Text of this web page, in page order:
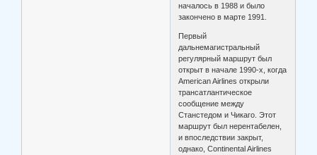
началось в 1988 и было
закончено в марте 1991.
Первый
дальнемагистральный
регулярный маршрут был
открыт в начале 1990-х, когда
American Airlines открыли
трансатлантическое
сообщение между
Станстедом и Чикаго. Этот
маршрут был нерентабелен,
и впоследствии закрыт,
однако, Continental Airlines